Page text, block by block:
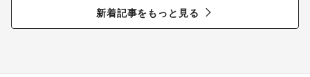
る“新しいお酒との出会い”
新着記事をもっと見る